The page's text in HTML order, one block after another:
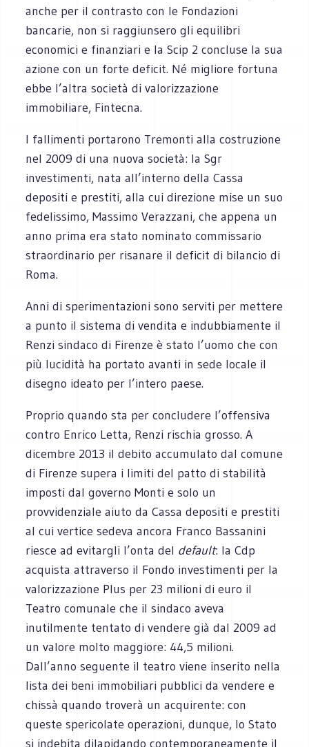
anche per il contrasto con le Fondazioni
bancarie, non si raggiunsero gli equilibri
economici e finanziari e la Scip 2 concluse la sua
azione con un forte deficit. Né migliore fortuna
ebbe l’altra società di valorizzazione
immobiliare, Fintecna.
I fallimenti portarono Tremonti alla costruzione
nel 2009 di una nuova società: la Sgr
investimenti, nata all’interno della Cassa
depositi e prestiti, alla cui direzione mise un suo
fedelissimo, Massimo Verazzani, che appena un
anno prima era stato nominato commissario
straordinario per risanare il deficit di bilancio di
Roma.
Anni di sperimentazioni sono serviti per mettere
a punto il sistema di vendita e indubbiamente il
Renzi sindaco di Firenze è stato l’uomo che con
più lucidità ha portato avanti in sede locale il
disegno ideato per l’intero paese.
Proprio quando sta per concludere l’offensiva
contro Enrico Letta, Renzi rischia grosso. A
dicembre 2013 il debito accumulato dal comune
di Firenze supera i limiti del patto di stabilità
imposti dal governo Monti e solo un
provvidenziale aiuto da Cassa depositi e prestiti
al cui vertice sedeva ancora Franco Bassanini
riesce ad evitargli l’onta del default: la Cdp
acquista attraverso il Fondo investimenti per la
valorizzazione Plus per 23 milioni di euro il
Teatro comunale che il sindaco aveva
inutilmente tentato di vendere già dal 2009 ad
un valore molto maggiore: 44,5 milioni.
Dall’anno seguente il teatro viene inserito nella
lista dei beni immobiliari pubblici da vendere e
chissà quando troverà un acquirente: con
queste spericolate operazioni, dunque, lo Stato
si indebita dilapidando contemporaneamente il